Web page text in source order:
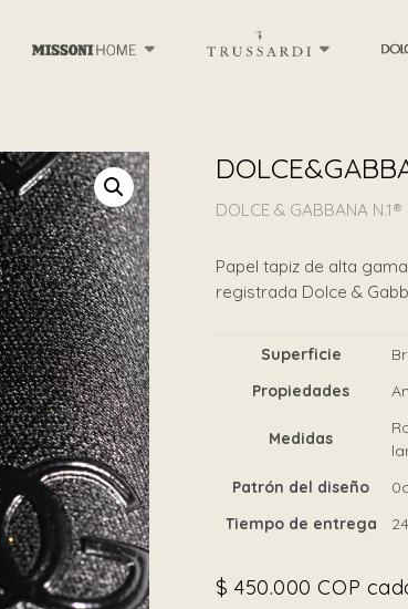
DOLCE & GABBANA N.1®
Papel tapiz de alta
registrada Dolce &
Superficie
Propiedades
Medidas
Patrón del diseño
Tiempo de entrega
$ 450.000 COP